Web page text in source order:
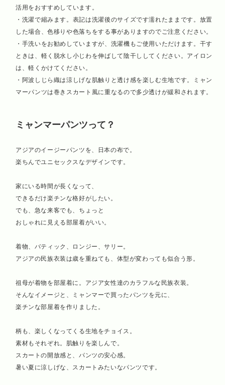
活用をおすすめしています。
・洗濯で縮みます。表記は洗濯後のサイズです濡れたままです。放置
した場合、色移りや色落ちをする事がありますのでご注意ください。
・手洗いをお勧めしていますが、洗濯機もご使用いただけます。干す
ときは、軽く脱水し小じわを伸ばして陰干ししてください。アイロン
は、軽くかけてください。
・阿波しじら織は涼しげな肌触りと透け感を楽しむ生地です。ミャン
マーパンツは巻きスカート風に重なるので多少透けが緩和されます。
ミャンマーパンツって？
アジアのイージーパンツを、日本の布で。
楽ちんでユニセックスなデザインです。
家にいる時間が長くなって、
できるだけ楽チンな格好がしたい。
でも、急な来客でも、ちょっと
おしゃれに見える部屋着がいい。
着物、バティック、ロンジー、サリー。
アジアの民族衣装は歳を重ねても、体型が変わっても似合う形。
祖母が着物を部屋着に。アジア女性達のカラフルな民族衣装。
そんなイメージと、ミャンマーで買ったパンツを元に、
楽チンな部屋着を作りました。
柄も、楽しくなってくる生地をチョイス。
素材もそれぞれ。肌触りを楽しんで。
スカートの開放感と、パンツの安心感。
暑い夏に涼しげな、スカートみたいなパンツです。